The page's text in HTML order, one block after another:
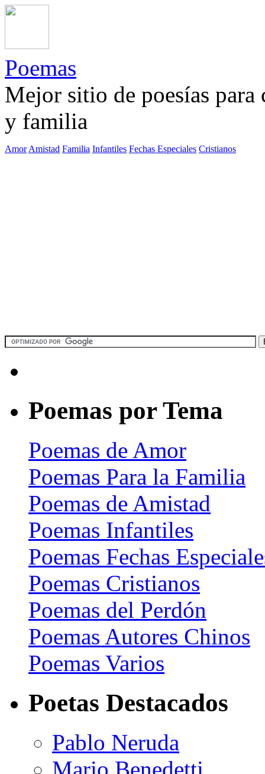
Poemas
Mejor sitio de poesías
y familia
Amor Amistad Familia Infantiles Fechas Especiales Cristianos
Poemas por Tema
Poemas de Amor
Poemas Para la Familia
Poemas de Amistad
Poemas Infantiles
Poemas Fechas
Poemas Cristianos
Poemas del Perdón
Poemas Autores Chinos
Poemas Varios
Poetas Destacados
Pablo Neruda
Mario Benedetti